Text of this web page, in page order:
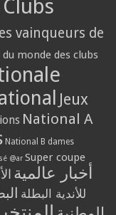
Clubs
vainqueurs de
du monde des clubs
Jeux
National A
National B dames
@ar Super coupe
أخبار عالمية
للأندية البطلة